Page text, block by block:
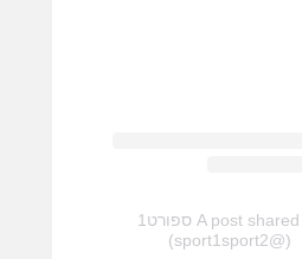
A post shared by ספורט1
(@sport1sport2)